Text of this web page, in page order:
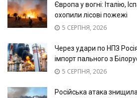
Європа у вогні: Італію,
охопили лісові пожежі
5 СЕРПНЯ, 2026
Через удари по НПЗ
імпорт пального з
5 СЕРПНЯ, 2026
Російська атака